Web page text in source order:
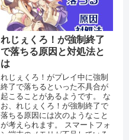
れじぇくろ！が強制終了
で落ちる原因と対処法と
は
れじぇくろ！がプレイ中に強制
終了で落ちるといった不具合が
起こることがあるようです。 な
お、れじぇくろ！が強制終了で
落ちる原因には次のようなこと
が考えられます。 スマートフォ
ン端末のメモリが不足している